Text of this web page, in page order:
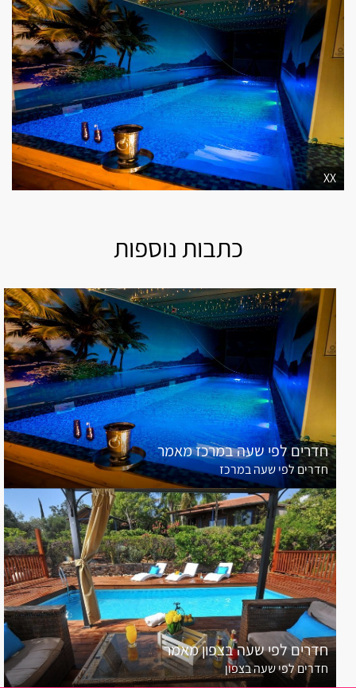
אביחיל
אביעזר
אבירים
אבן יצחק
אור עקיבא
אזור
XX
כתבות נוספות
חדרים לפי שעה במרכז מאמר
חדרים לפי שעה במרכז
חדרים לפי שעה בצפון מאמר
חדרים לפי שעה בצפון